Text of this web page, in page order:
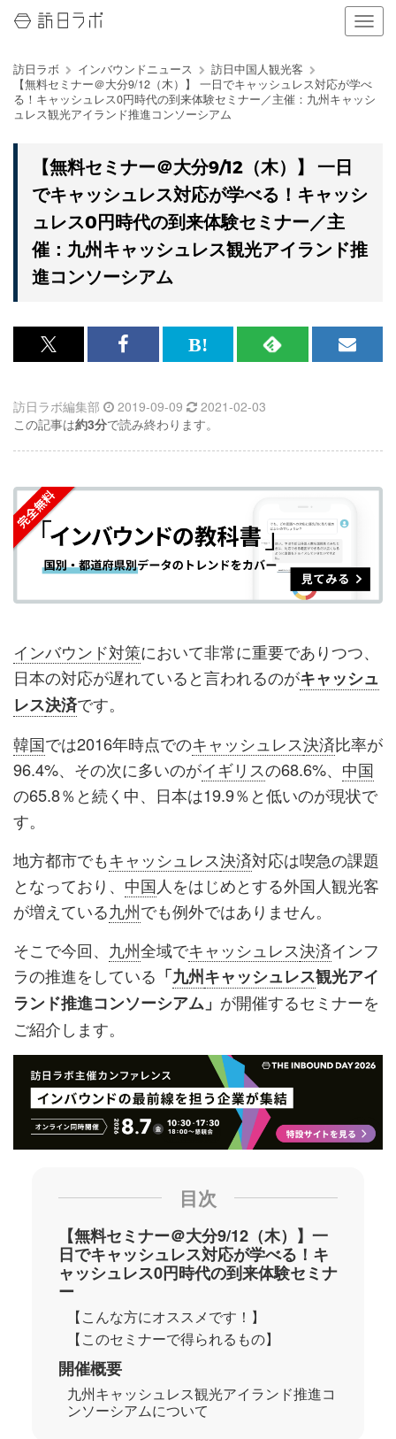
ナ
ビ
シ
を
替
訪日ラボ インバウンドニュース
訪日中国人観光客
【無料セミナー＠大分9/12（木）】 一日でキャッシュレス対応が学べ
る！キャッシュレス0円時代の到来体験セミナー／主催：九州キャッシ
ュレス観光アイランド推進コンソーシアム
【無料セミナー＠大分9/12（木）】 一日
でキャッシュレス対応が学べる！キャッシ
ュレス0円時代の到来体験セミナー／主
催：九州キャッシュレス観光アイランド推
進コンソーシアム
x<br>
記
事
シ
ェ
ア
す
る
Facebook<br>
記
事
シ
ェ
ア
す
る
は
な
ブ
ク
マ
ー
ク
に
加
RSS
購
読
す
る
メ
録
す
訪日ラボ編集部 2019-09-09
2021-02-03
この記事は約3分で読み終わります。
インバウンド対策において非常に重要でありつつ、
日本の対応が遅れていると言われるのがキャッシュ
レス決済です。
韓国では2016年時点でのキャッシュレス決済比率が
96.4%、その次に多いのがイギリスの68.6%、 中国
の65.8％と続く中、日本は19.9％と低いのが現状で
す。
地方都市でもキャッシュレス決済対応は喫急の課題
となっており、 中国人をはじめとする外国人観光客
が増えている九州でも例外ではありません。
そこで今回、 九州全域でキャッシュレス決済インフ
ラの推進をしている 「九州キャッシュレス観光アイ
ランド推進コンソーシアム」 が開催するセミナーを
ご紹介します。
目次
【無料セミナー＠大分9/12（木）】一
日でキャッシュレス対応が学べる！キ
ャッシュレス0円時代の到来体験セミナ
ー
【こんな方にオススメです！】
【このセミナーで得られるもの】
開催概要
九州キャッシュレス観光アイランド推進コ
ンソーシアムについて